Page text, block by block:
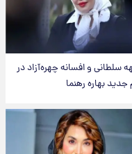
سلطانی و افسانه چهره‌آزاد در
جدید بهاره رهنما